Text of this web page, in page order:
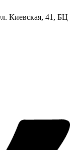
Киевская, 41, БЦ